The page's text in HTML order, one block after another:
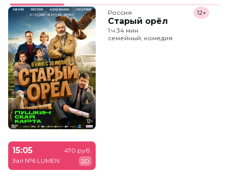
Россия
Старый орёл
12+
1 ч 34 мин
семейный, комедия
15:05
Зал №6 LUMEN
470 руб.
2D